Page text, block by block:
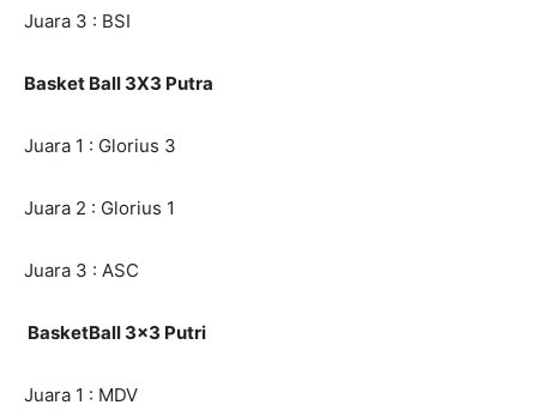
Juara 3 : BSI
Basket Ball 3X3 Putra
Juara 1 : Glorius 3
Juara 2 : Glorius 1
Juara 3 : ASC
BasketBall 3×3 Putri
Juara 1 : MDV